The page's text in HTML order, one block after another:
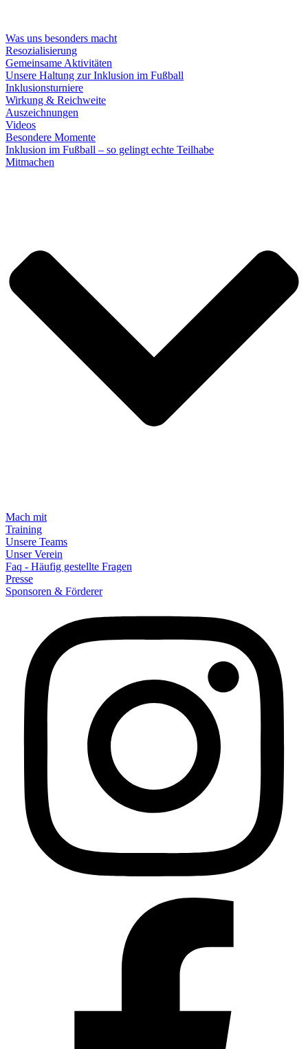
Was uns besonders macht
Resozialisierung
Gemeinsame Aktivitäten
Unsere Haltung zur Inklusion im Fußball
Inklusionsturniere
Wirkung & Reichweite
Auszeichnungen
Videos
Besondere Momente
Inklusion im Fußball – so gelingt echte Teilhabe
Mitmachen
Mach mit
Training
Unsere Teams
Unser Verein
Faq - Häufig gestellte Fragen
Presse
Sponsoren & Förderer